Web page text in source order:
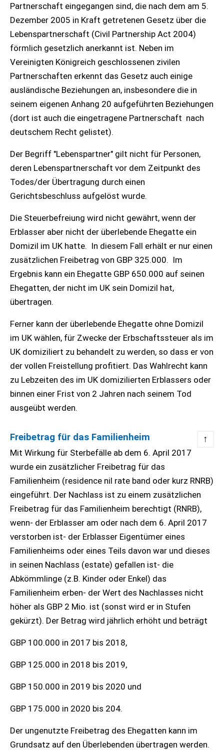
Partnerschaft eingegangen sind, die nach dem am 5.
Dezember 2005 in Kraft getretenen Gesetz über die
Lebenspartnerschaft (Civil Partnership Act 2004)
förmlich gesetzlich anerkannt ist. Neben im
Vereinigten Königreich geschlossenen zivilen
Partnerschaften erkennt das Gesetz auch einige
ausländische Beziehungen an, insbesondere die in
seinem eigenen Anhang 20 aufgeführten Beziehungen
(dort ist auch die eingetragene Partnerschaft nach
deutschem Recht gelistet).
Der Begriff "Lebenspartner" gilt nicht für Personen,
deren Lebenspartnerschaft vor dem Zeitpunkt des
Todes/der Übertragung durch einen
Gerichtsbeschluss aufgelöst wurde.
Die Steuerbefreiung wird nicht gewährt, wenn der
Erblasser aber nicht der überlebende Ehegatte ein
Domizil im UK hatte. In diesem Fall erhält er nur einen
zusätzlichen Freibetrag von GBP 325.000. Im
Ergebnis kann ein Ehegatte GBP 650.000 auf seinen
Ehegatten, der nicht im UK sein Domizil hat,
übertragen.
Ferner kann der überlebende Ehegatte ohne Domizil
im UK wählen, für Zwecke der Erbschaftssteuer als im
UK domiziliert zu behandelt zu werden, so dass er von
der vollen Freistellung profitiert. Das Wahlrecht kann
zu Lebzeiten des im UK domizilierten Erblassers oder
binnen einer Frist von 2 Jahren nach seinem Tod
ausgeübt werden.
Freibetrag für das Familienheim ↑
Mit Wirkung für Sterbefälle ab dem 6. April 2017
wurde ein zusätzlicher Freibetrag für das
Familienheim (residence nil rate band oder kurz RNRB)
eingeführt. Der Nachlass ist zu einem zusätzlichen
Freibetrag für das Familienheim berechtigt (RNRB),
wenn- der Erblasser am oder nach dem 6. April 2017
verstorben ist- der Erblasser Eigentümer eines
Familienheims oder eines Teils davon war und dieses
in seinen Nachlass (estate) gefallen ist- die
Abkömmlinge (z.B. Kinder oder Enkel) das
Familienheim erben- der Wert des Nachlasses nicht
höher als GBP 2 Mio. ist (sonst wird er in Stufen
gekürzt). Der Betrag wird jährlich erhöht und beträgt
GBP 100.000 in 2017 bis 2018,
GBP 125.000 in 2018 bis 2019,
GBP 150.000 in 2019 bis 2020 und
GBP 175.000 in 2020 bis 204.
Der ungenutzte Freibetrag des Ehegatten kann im
Grundsatz auf den Überlebenden übertragen werden.